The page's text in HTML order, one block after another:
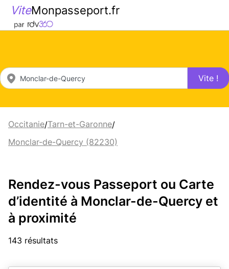
ViteMonpasseport.fr
Vite !
Occitanie/Tarn-et-Garonne/
Monclar-de-Quercy (82230)
Rendez-vous Passeport ou Carte
d’identité à Monclar-de-Quercy et
à proximité
143 résultats